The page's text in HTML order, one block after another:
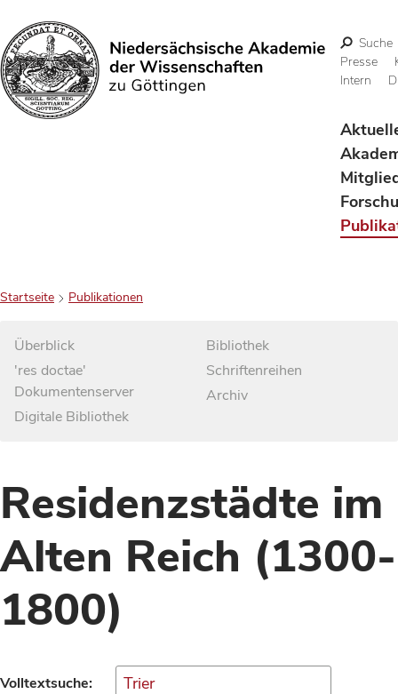
Suchen
Suche
Presse
Intern
Startseite Publikationen
Überblick
'res doctae'
Dokumentenserver
Digitale Bibliothek
Bibliothek
Schriftenreihen
Archiv
Residenzstädte im
Alten Reich (1300-
1800)
Volltextsuche: